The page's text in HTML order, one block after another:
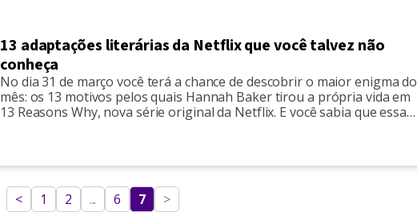
13 adaptações literárias da Netflix que você talvez não
conheça
No dia 31 de março você terá a chance de descobrir o maior enigma do
mês: os 13 motivos pelos quais Hannah Baker tirou a própria vida em
13 Reasons Why, nova série original da Netflix. E você sabia que essa
< 1 2 ... 6 7 >